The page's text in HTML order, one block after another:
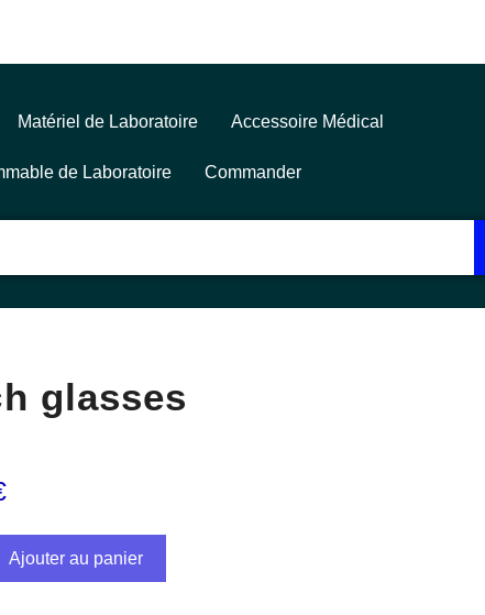
Matériel de Laboratoire Accessoire Médical
de Laboratoire Commander
glasses
Ajouter au panier